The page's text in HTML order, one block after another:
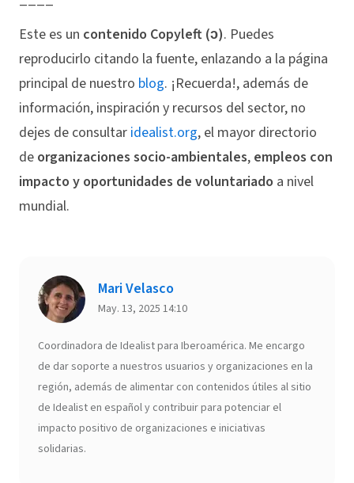
Este es un contenido Copyleft (ↄ). Puedes
reproducirlo citando la fuente, enlazando a la página
principal de nuestro blog. ¡Recuerda!, además de
información, inspiración y recursos del sector, no
dejes de consultar idealist.org, el mayor directorio
de organizaciones socio-ambientales, empleos con
impacto y oportunidades de voluntariado a nivel
mundial.
Mari Velasco
May. 13, 2025 14:10
Coordinadora de Idealist para Iberoamérica. Me encargo
de dar soporte a nuestros usuarios y organizaciones en la
región, además de alimentar con contenidos útiles al sitio
de Idealist en español y contribuir para potenciar el
impacto positivo de organizaciones e iniciativas
solidarias.